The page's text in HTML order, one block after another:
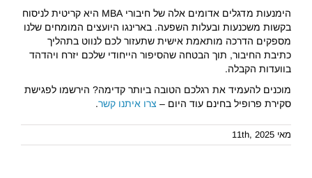
הימנעות מדגלים אדומים אלה של חיבורי MBA היא קריטית לניסוח
בקשות משכנעות ובעלות השפעה. בארינגו היועצים המומחים שלנו
מספקים הדרכה מותאמת אישית שתעזור לכם לנווט בתהליך
כתיבת החיבור, תוך הבטחה שהסיפור הייחודי שלכם יזרח ויהדהד
בוועדות הקבלה.
מוכנים להעמיד את רגלכם הטובה ביותר קדימה? הירשמו לפגישת
סקירת פרופיל בחינם עוד היום – צרו איתנו קשר.
מאי 11th, 2025